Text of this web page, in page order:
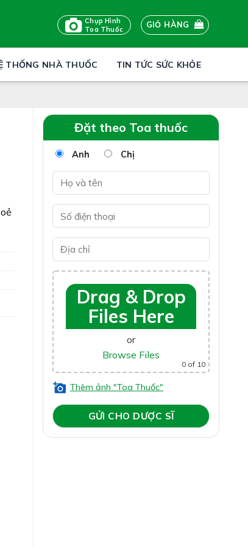
Chụp Hình
Toa Thuốc
GIỎ HÀNG
THỐNG NHÀ THUỐC TIN TỨC SỨC KHỎE
Đặt theo Toa thuốc
Anh Chị
Drag & Drop
Files Here
or
Browse Files
0 of 10
Thêm ảnh "Toa Thuốc"